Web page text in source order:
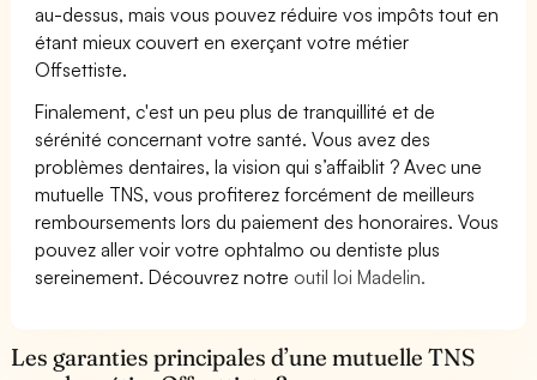
au-dessus, mais vous pouvez réduire vos impôts tout en
étant mieux couvert en exerçant votre métier
Offsettiste.
Finalement, c'est un peu plus de tranquillité et de
sérénité concernant votre santé. Vous avez des
problèmes dentaires, la vision qui s’affaiblit ? Avec une
mutuelle TNS, vous profiterez forcément de meilleurs
remboursements lors du paiement des honoraires. Vous
pouvez aller voir votre ophtalmo ou dentiste plus
sereinement. Découvrez notre outil loi Madelin.
Les garanties principales d’une mutuelle TNS